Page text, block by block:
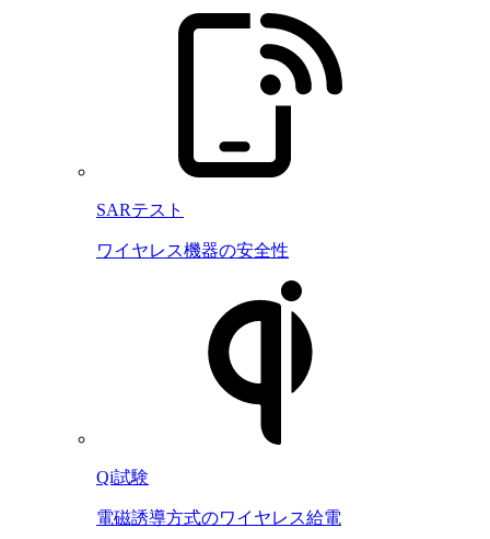
SARテスト
ワイヤレス機器の安全性
Qi試験
電磁誘導方式のワイヤレス給電